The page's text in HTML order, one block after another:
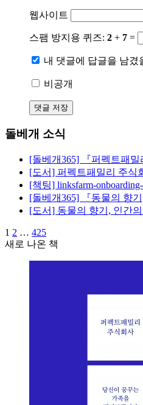
웹사이트
스팸 방지용 퀴즈: 2 + 7 =
내 댓글에 답글을 남겼
비공개
돌베개 소식
[돌베개365] 『퍼펙트패밀
[도서] 퍼펙트패밀리 주식
[책팅] linksfarm-
[돌베개365] 『동물의 향
[도서] 동물의 향기, 인간
1 2 … 425
새로 나온 책